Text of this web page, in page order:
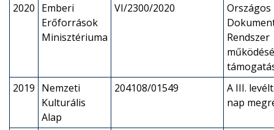
2020 Emberi
Erőforrások
Minisztériuma
VI/2300/2020
Országos
Rendszer
2019 Nemzeti
Kulturális
Alap
204108/01549
A III.
nap